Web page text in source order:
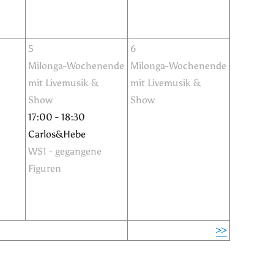
5
Milonga-Wochenende
mit Livemusik &
Show
17:00 - 18:30
Carlos&Hebe
WS1 - gegangene
Figuren
6
Milonga-Wochenende
mit Livemusik &
Show
>>